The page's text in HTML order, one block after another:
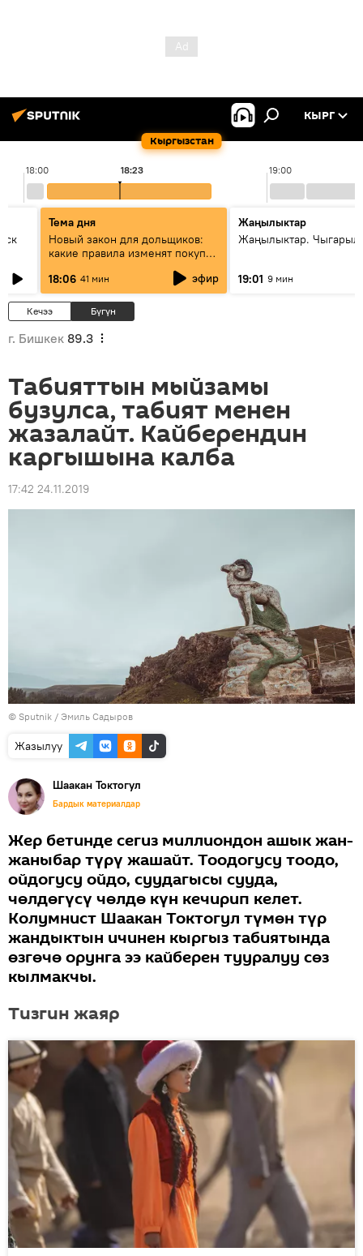
Кыргызстан
КЫРГ
18:00 19:00
18:23
Тема дня
Новый закон для дольщиков:
какие правила изменят покупку
18:06 41 мин эфир
Жаңылыктар
Жаңылыктар.
19:01 9 мин
Кечээ Бүгүн
г. Бишкек 89.3
Табияттын мыйзамы
бузулса, табият менен
жазалайт. Кайберендин
каргышына калба
17:42 24.11.2019
© Sputnik / Эмиль Садыров
Жазылуу
Шаакан Токтогул
Бардык материалдар
Жер бетинде сегиз миллиондон ашык жан-
жаныбар түрү жашайт. Тоодогусу тоодо,
ойдогусу ойдо, суудагысы сууда,
чөлдөгүсү чөлдө күн кечирип келет.
Колумнист Шаакан Токтогул түмөн түр
жандыктын ичинен кыргыз табиятында
өзгөчө орунга ээ кайберен тууралуу сөз
кылмакчы.
Тизгин жаяр